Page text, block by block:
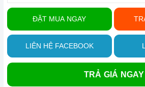
ĐẶT MUA NGAY
LIÊN HỆ FACEBOOK
TRẢ GIÁ NGAY